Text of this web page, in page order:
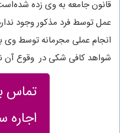
قانون جامعه به وی زده
عمل توسط فرد مذکور وجود
انجام عملی مجرمانه توسط وی
شواهد کافی شکی در وقوع
تماس
اجاره